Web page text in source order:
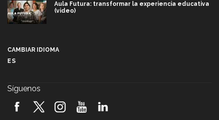
Aula Futura: transformar la experiencia educativa
(video)
2026! (video)
CAMBIAR IDIOMA
ES
Síguenos